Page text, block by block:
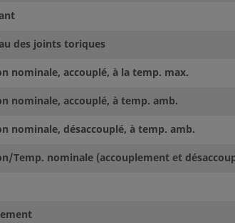
des joints toriques
nominale, accouplé, à la temp. max.
nominale, accouplé, à temp. amb.
nominale, désaccouplé, à temp. amb.
Temp. nominale (accouplement et